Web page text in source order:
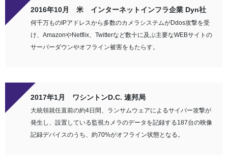
2016年10月 米 インターネットインフラ企業 Dyn社
何千万ものIPアドレスから多数のカメラシステムがDdos攻撃を受
け、AmazonやNetflix、Twitterなど数十に及ぶ主要なWEBサイトの
サーバーダウンやオフライン被害をもたらす。
2017年1月 ワシントンD.C. 連邦局
大統領就任直前の約4日間、ランサムウェアによるサイバー攻撃が
発生し、設置している監視カメラのデータを記録する187台の映像
記録デバイスのうち、約70%がオフライン状態となる。